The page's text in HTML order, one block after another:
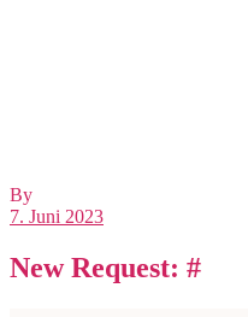
By
7. Juni 2023
New Request: #